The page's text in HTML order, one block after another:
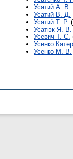
Усатий А. В.
Усатий В. Д.
Усатий Т. Р.
Усатюк Я. В.
Усевич Т. С.
Усенко
Усенко М. В.